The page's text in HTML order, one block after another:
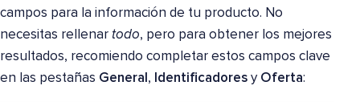
campos para la información de tu producto. No
necesitas rellenar todo, pero para obtener los mejores
resultados, recomiendo completar estos campos clave
en las pestañas General , Identificadores y Oferta: